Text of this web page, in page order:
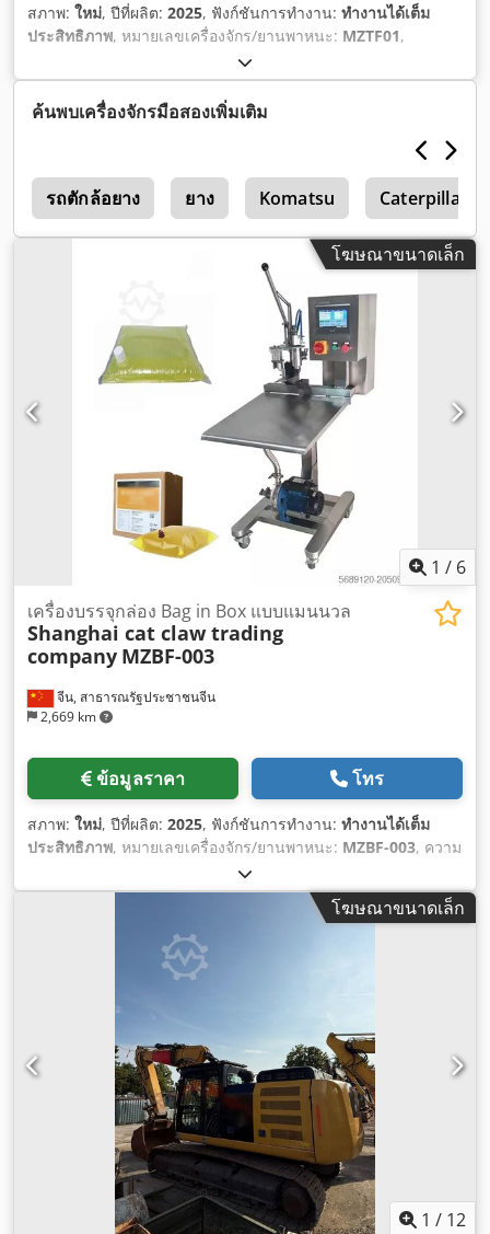
สภาพ: ใหม่, ปีที่ผลิต: 2025, ฟังก์ชันการทำงาน: ทำงานได้เต็ม
ประสิทธิภาพ, หมายเลขเครื่องจักร/ยานพาหนะ: MZTF01,
ค้นพบเครื่องจักรมือสองเพิ่มเติม
รถตักล้อยาง ยาง Komatsu Caterpillar
โฆษณาขนาดเล็ก
1 / 6
จีน, สาธารณรัฐประชาชนจีน
2,669 km
เครื่องบรรจุกล่อง Bag in Box แบบแมนนวล
Shanghai cat claw trading
company MZBF-003
ข้อมูลราคา โทร
สภาพ: ใหม่, ปีที่ผลิต: 2025, ฟังก์ชันการทำงาน: ทำงานได้เต็ม
ประสิทธิภาพ, หมายเลขเครื่องจักร/ยานพาหนะ: MZBF-003, ความ
, ความยาวทั้งหมด:
1,500 มม, น้ำหนักเปล่า:80 กก., ความกว้างที่ต้องการ:1,100 มม,
, ความสูงที่ต้องการ:16,000
เครื่องหมาย CE
โฆษณาขนาดเล็ก
1 / 12